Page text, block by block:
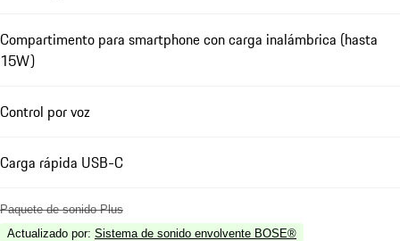
Compartimento para smartphone con carga inalámbrica (hasta
15W)
Control por voz
Carga rápida USB-C
Paquete de sonido Plus
Actualizado por: Sistema de sonido envolvente BOSE®